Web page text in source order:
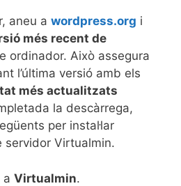
aneu a wordpress.org i
més recent de
ordinador. Això assegura
l’última versió amb els
més actualitzats
la descàrrega,
per instal·lar
servidor Virtualmin.
a Virtualmin.